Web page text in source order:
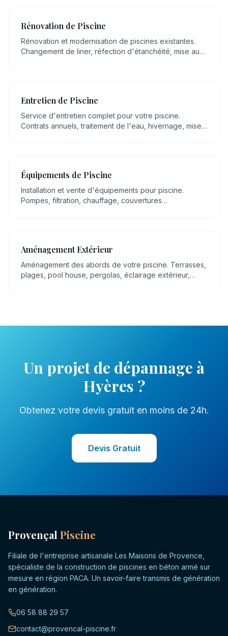
Rénovation de Piscine
Rénovation et modernisation de piscines existantes.
Changement de liner, réfection d'étanchéité, mise aux
Entretien de Piscine
Service d'entretien complet pour votre piscine.
Contrats annuels, traitement de l'eau, hivernage, mise
Équipements de Piscine
Installation et vente d'équipements pour piscine.
Pompes, filtration, chauffage, couvertures
Aménagement Extérieur
Aménagement des abords de votre piscine. Terrasses,
plages, pool house, pergolas, éclairage extérieur,
Un projet de dépannage à
Hyères ?
Obtenez votre devis gratuit en moins de 24h.
Devis Gratuit
Provençal Piscine
Filiale de l'entreprise artisanale Les Maisons de Provence,
spécialiste de la construction de piscines en béton armé sur
mesure en région PACA. Un savoir-faire transmis de génération
en génération.
06 58 88 29 57
contact@provencal-piscine.fr